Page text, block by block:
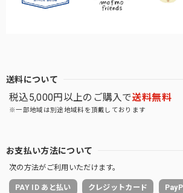
送料について
税込5,000円以上のご購入で送料無料
※一部地域は別途地域料を頂戴しております
お支払い方法について
次の方法がご利用いただけます。
PAY ID あと払い クレジットカード